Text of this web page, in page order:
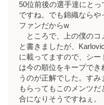
50位前後の選手達にと
ですね。でも錦織ならや
ファンだからw
ところで、上の僕のコ
と書きましたが、
に載ってますので、シ
は今の順位をキープで
うのが正解でした。す
もらってもこのメンツ
合になりそうですねぇ。